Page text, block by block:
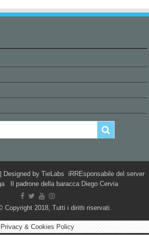
| Designed by TieLabs iRREsponsabile del server
Il padrone della baracca Diego Cervia
Copyright 2018, Tutti i diritti riservati.
Privacy & Cookies Policy